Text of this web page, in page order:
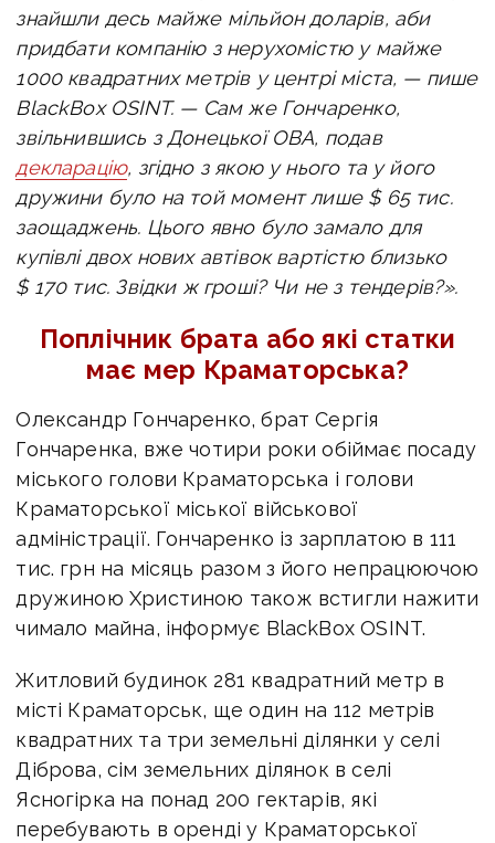
знайшли десь майже мільйон доларів, аби
придбати компанію з нерухомістю у майже
1000 квадратних метрів у центрі міста, — пише
BlackBox OSINT. — Сам же Гончаренко,
звільнившись з Донецької ОВА, подав
декларацію, згідно з якою у нього та у його
дружини було на той момент лише $ 65 тис.
заощаджень. Цього явно було замало для
купівлі двох нових автівок вартістю близько
$ 170 тис. Звідки ж гроші? Чи не з тендерів?».
Поплічник брата або які статки
має мер Краматорська?
Олександр Гончаренко, брат Сергія
Гончаренка, вже чотири роки обіймає посаду
міського голови Краматорська і голови
Краматорської міської військової
адміністрації. Гончаренко із зарплатою в 111
тис. грн на місяць разом з його непрацюючою
дружиною Христиною також встигли нажити
чимало майна, інформує BlackBox OSINT.
Житловий будинок 281 квадратний метр в
місті Краматорськ, ще один на 112 метрів
квадратних та три земельні ділянки у селі
Діброва, сім земельних ділянок в селі
Ясногірка на понад 200 гектарів, які
перебувають в оренді у Краматорської